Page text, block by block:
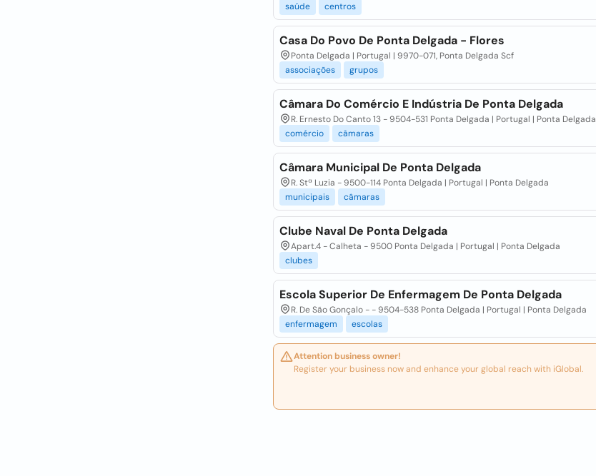
saúde
centros
Casa Do Povo De Ponta Delgada - Flores
Ponta Delgada | Portugal | 9970-071, Ponta Delgada Scf
associações
grupos
Câmara Do Comércio E Indústria De Ponta Delgada
R. Ernesto Do Canto 13 - 9504-531 Ponta Delgada | Portugal | Ponta Delgada
comércio
câmaras
Câmara Municipal De Ponta Delgada
R. Stª Luzia - 9500-114 Ponta Delgada | Portugal | Ponta Delgada
municipais
câmaras
Clube Naval De Ponta Delgada
Apart.4 - Calheta - 9500 Ponta Delgada | Portugal | Ponta Delgada
clubes
Escola Superior De Enfermagem De Ponta Delgada
R. De São Gonçalo - - 9504-538 Ponta Delgada | Portugal | Ponta Delgada
enfermagem
escolas
Attention business owner!
Register your business now and enhance your global reach with iGlobal.